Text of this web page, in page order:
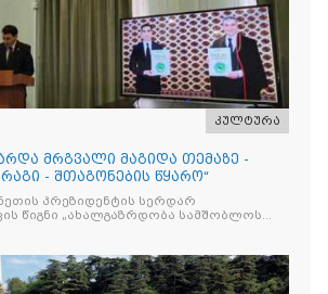
კულტურა
მრგვალი მაგიდა თემაზე -
- შთაგონების წყარო“
პრეზიდენტის სერდარ
წიგნი „ახალგაზრდობა სამშობლოს